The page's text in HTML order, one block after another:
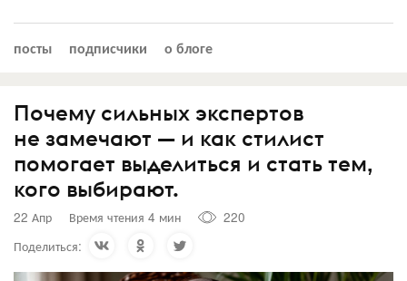
посты подписчики о блоге
Почему сильных экспертов
не замечают — и как стилист
помогает выделиться и стать тем,
кого выбирают.
22 Апр Время чтения 4 мин
220
Поделиться: